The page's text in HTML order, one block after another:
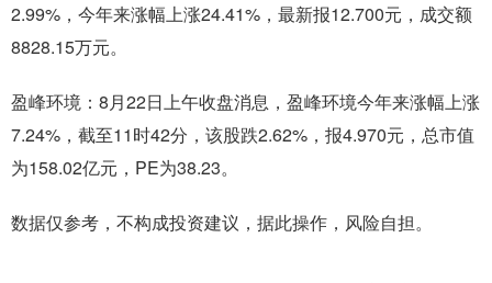
2.99%，今年来涨幅上涨24.41%，最新报12.700元，成交额
8828.15万元。
盈峰环境：8月22日上午收盘消息，盈峰环境今年来涨幅上涨
7.24%，截至11时42分，该股跌2.62%，报4.970元，总市值
为158.02亿元，PE为38.23。
数据仅参考，不构成投资建议，据此操作，风险自担。